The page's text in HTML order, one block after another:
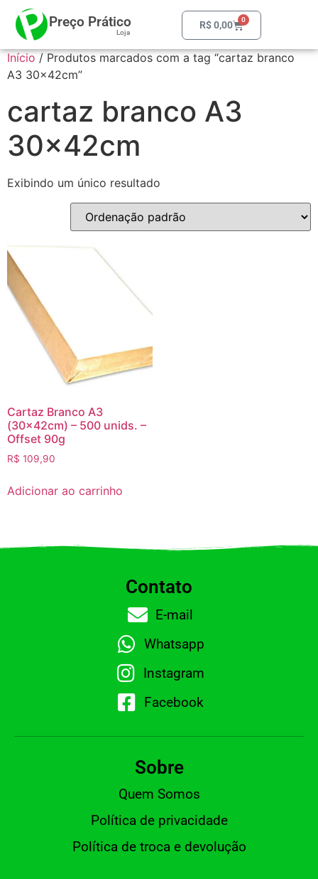
Preço Prático
Loja
R$0,00 0
Início / Produtos marcados com a tag “cartaz branco
A3 30x42cm”
cartaz branco A3
30x42cm
Exibindo um único resultado
Cartaz Branco A3
(30x42cm) – 500 unids. –
Offset 90g
R$ 109,90
Adicionar ao carrinho
Contato
E-mail
Whatsapp
Instagram
Facebook
Sobre
Quem Somos
Política de privacidade
Política de troca e devolução